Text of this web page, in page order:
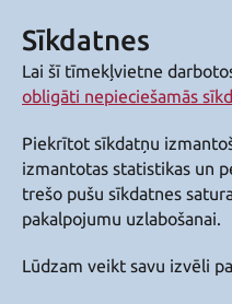
Sīkdatnes
Lai šī tīmekļvietne
obligāti nepieciešamās
Piekrītot sīkdatņu
izmantotas statistikas un
trešo pušu sīkdatnes
pakalpojumu uzlabošanai.
Lūdzam veikt savu izvēli